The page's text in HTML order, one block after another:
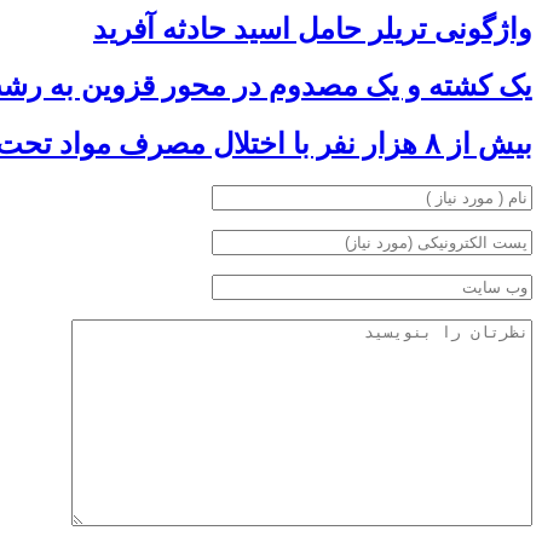
واژگونی تریلر حامل اسید حادثه آفرید
یک کشته و یک مصدوم در محور قزوین به
بیش از ۸ هزار نفر با اختلال مصرف مواد تحت پوشش بهزیستی قرار گرفتند